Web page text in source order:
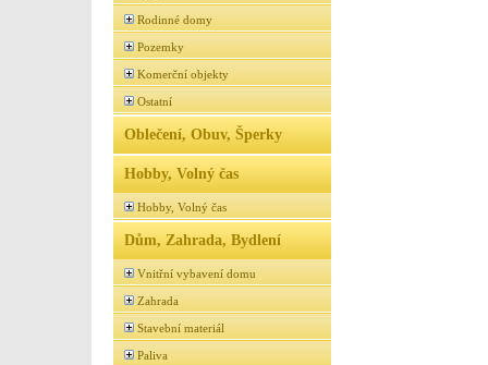
Rodinné domy
Pozemky
Komerční objekty
Ostatní
Oblečení, Obuv, Šperky
Hobby, Volný čas
Hobby, Volný čas
Dům, Zahrada, Bydlení
Vnitřní vybavení domu
Zahrada
Stavební materiál
Paliva